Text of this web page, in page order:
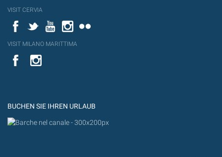
VISIT CERVIA
FacebookTwitterYouTubeInstagram
VISIT MILANO MARITTIMA
YouTube
BUCHEN SIE IHREN URLAUB